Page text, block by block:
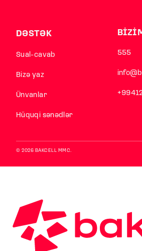
DƏSTƏK
Sual-cavab
Bizə yaz
Ünvanlar
Hüquqi sənədlər
555
© 2026 BAKCELL MMC.